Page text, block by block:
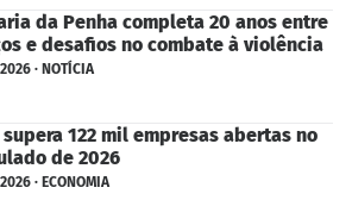
da Penha completa 20 anos entre
e desafios no combate à violência
· NOTÍCIA
supera 122 mil empresas abertas no
de 2026
· ECONOMIA